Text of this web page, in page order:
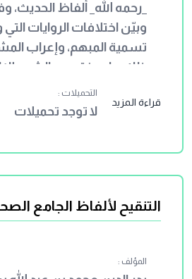
_رحمه الله_ ألفاظ الحديث،
وبيّن اختلافات الروايات
تسمية المبهم، وإعراب
ذلك، ولم يفته من الشرح إلا
قراءة المزيد
التحميلات :
لا توجد تحميلات
التنقيح لألفاظ الجامع
المؤلف :